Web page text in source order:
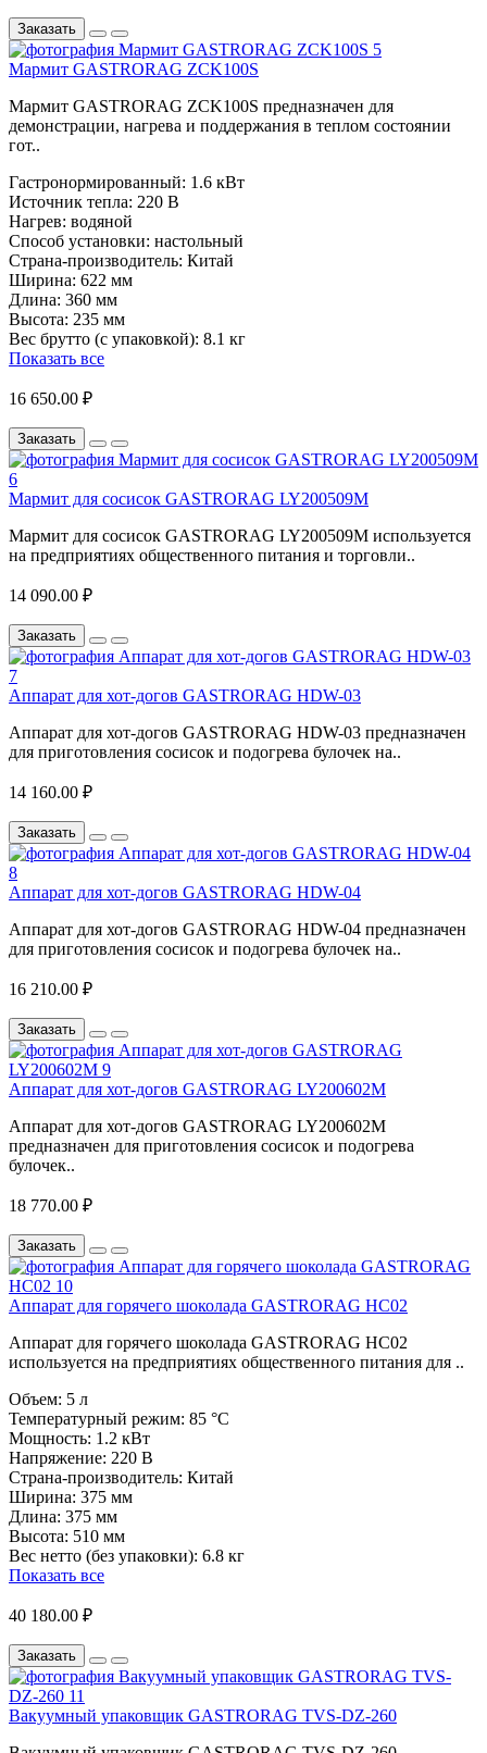
Заказать
Мармит GASTRORAG ZCK100S
Мармит GASTRORAG ZCK100S предназначен для
демонстрации, нагрева и поддержания в теплом состоянии
гот..
Гастронормированный: 1.6 кВт
Источник тепла: 220 В
Нагрев: водяной
Способ установки: настольный
Страна-производитель: Китай
Ширина: 622 мм
Длина: 360 мм
Высота: 235 мм
Вес брутто (с упаковкой): 8.1 кг
Показать все
16 650.00 ₽
Заказать
Мармит для сосисок GASTRORAG LY200509M
Мармит для сосисок GASTRORAG LY200509M используется
на предприятиях общественного питания и торговли..
14 090.00 ₽
Заказать
Аппарат для хот-догов GASTRORAG HDW-03
Аппарат для хот-догов GASTRORAG HDW-03 предназначен
для приготовления сосисок и подогрева булочек на..
14 160.00 ₽
Заказать
Аппарат для хот-догов GASTRORAG HDW-04
Аппарат для хот-догов GASTRORAG HDW-04 предназначен
для приготовления сосисок и подогрева булочек на..
16 210.00 ₽
Заказать
Аппарат для хот-догов GASTRORAG LY200602M
Аппарат для хот-догов GASTRORAG LY200602M
предназначен для приготовления сосисок и подогрева
булочек..
18 770.00 ₽
Заказать
Аппарат для горячего шоколада GASTRORAG HC02
Аппарат для горячего шоколада GASTRORAG HC02
используется на предприятиях общественного питания для ..
Объем: 5 л
Температурный режим: 85 °C
Мощность: 1.2 кВт
Напряжение: 220 В
Страна-производитель: Китай
Ширина: 375 мм
Длина: 375 мм
Высота: 510 мм
Вес нетто (без упаковки): 6.8 кг
Показать все
40 180.00 ₽
Заказать
Вакуумный упаковщик GASTRORAG TVS-DZ-260